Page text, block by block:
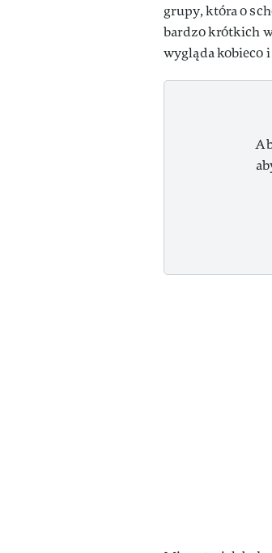
grupy, która o
bardzo krótkich
wygląda kobieco i